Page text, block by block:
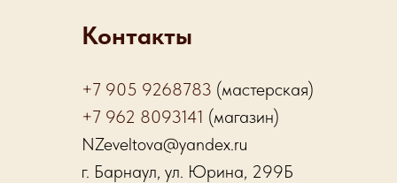
Контакты
+7 905 9268783 (мастерская)
+7 962 8093141 (магазин)
NZeveltova@yandex.ru
г. Барнаул, ул. Юрина, 299Б